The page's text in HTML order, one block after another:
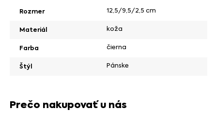
Rozmer 12,5/9,5/2,5 cm
Materiál koža
Farba čierna
Štýl Pánske
Prečo nakupovať u nás